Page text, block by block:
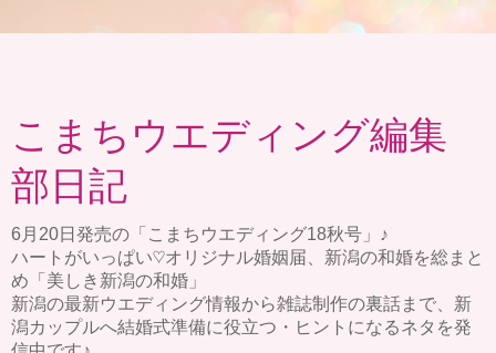
こまちウエディング編集
部日記
6月20日発売の「こまちウエディング18秋号」♪
ハートがいっぱい♡オリジナル婚姻届、新潟の和婚を総まと
め「美しき新潟の和婚」
新潟の最新ウエディング情報から雑誌制作の裏話まで、新
潟カップルへ結婚式準備に役立つ・ヒントになるネタを発